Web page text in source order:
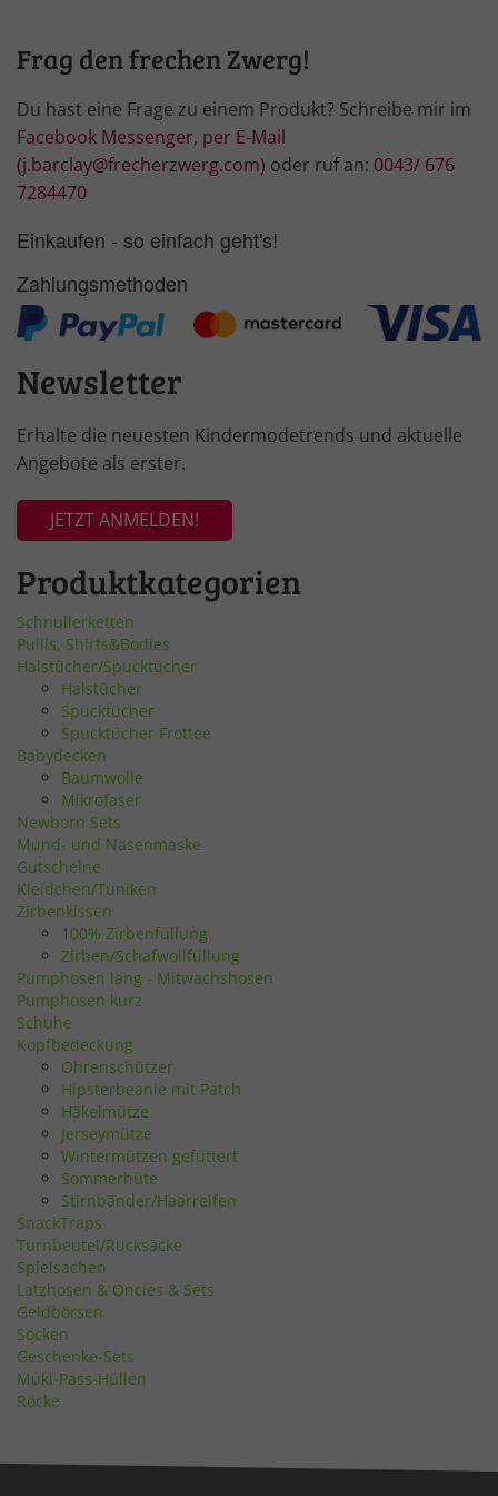
Frag den frechen Zwerg!
Du hast eine Frage zu einem Produkt? Schreibe mir im
Facebook Messenger, per E-Mail
(j.barclay@frecherzwerg.com) oder ruf an: 0043/ 676
7284470
Einkaufen - so einfach geht's!
Zahlungsmethoden
Newsletter
Erhalte die neuesten Kindermodetrends und aktuelle
Angebote als erster.
JETZT ANMELDEN!
Produktkategorien
Schnullerketten
Pullis, Shirts&Bodies
Halstücher/Spucktücher
Halstücher
Spucktücher
Spucktücher Frottee
Babydecken
Baumwolle
Mikrofaser
Newborn Sets
Mund- und Nasenmaske
Gutscheine
Kleidchen/Tuniken
Zirbenkissen
100% Zirbenfüllung
Zirben/Schafwollfüllung
Pumphosen lang - Mitwachshosen
Pumphosen kurz
Schuhe
Kopfbedeckung
Ohrenschützer
Hipsterbeanie mit Patch
Häkelmütze
Jerseymütze
Wintermützen gefüttert
Sommerhüte
Stirnbänder/Haarreifen
SnackTraps
Turnbeutel/Rucksäcke
Spielsachen
Latzhosen & Oncies & Sets
Geldbörsen
Socken
Geschenke-Sets
Muki-Pass-Hüllen
Röcke